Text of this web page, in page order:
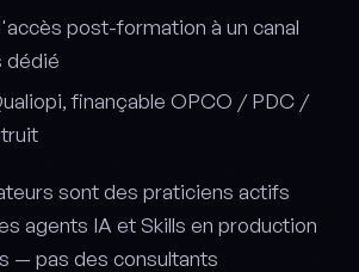
post-formation à un canal
dédié
finançable OPCO / PDC /
sont des praticiens actifs
agents IA et Skills en production
— pas des consultants